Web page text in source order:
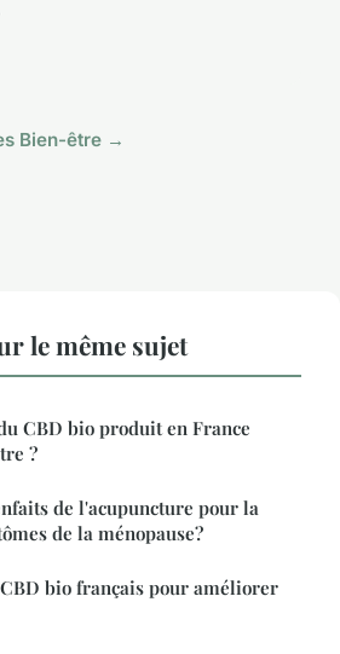
Bien-être →
le même sujet
CBD bio produit en France
?
de l'acupuncture pour la
de la ménopause?
bio français pour améliorer